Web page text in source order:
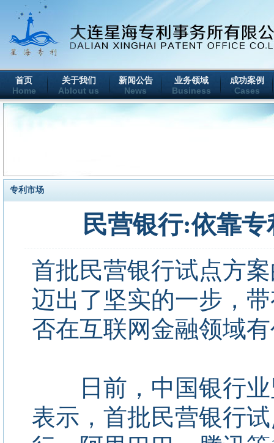
首页
Home
关于我们
Ablout us
新闻公告
News
业务领域
Business
成功案例
Cases
专利市场
民营银行:依靠
首批民营银行试点方
迈出了坚实的一步，
否在互联网金融领域
日前，中国银行业
表示，首批民营银行